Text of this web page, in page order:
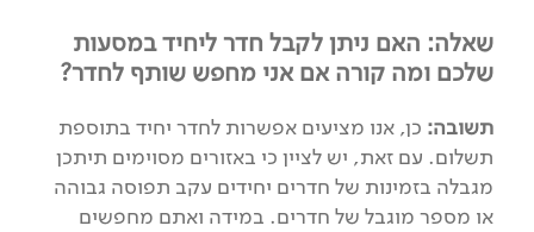
שאלה: האם ניתן לקבל חדר ליחיד במסעות
שלכם ומה קורה אם אני מחפש שותף לחדר?
תשובה: כן, אנו מציעים אפשרות לחדר יחיד בתוספת
תשלום. עם זאת, יש לציין כי באזורים מסוימים תיתכן
מגבלה בזמינות של חדרים יחידים עקב תפוסה גבוהה
או מספר מוגבל של חדרים. במידה ואתם מחפשים